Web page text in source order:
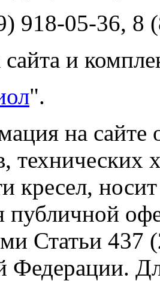
918-05-36, 8
сайта и
".
на сайте
технических
кресел,
публичной
Статьи 437
Федерации.